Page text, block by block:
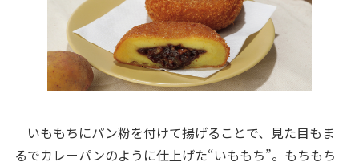
いももちにパン粉を付けて揚げることで、見た目もま
るでカレーパンのように仕上げた“いももち”。もちもち